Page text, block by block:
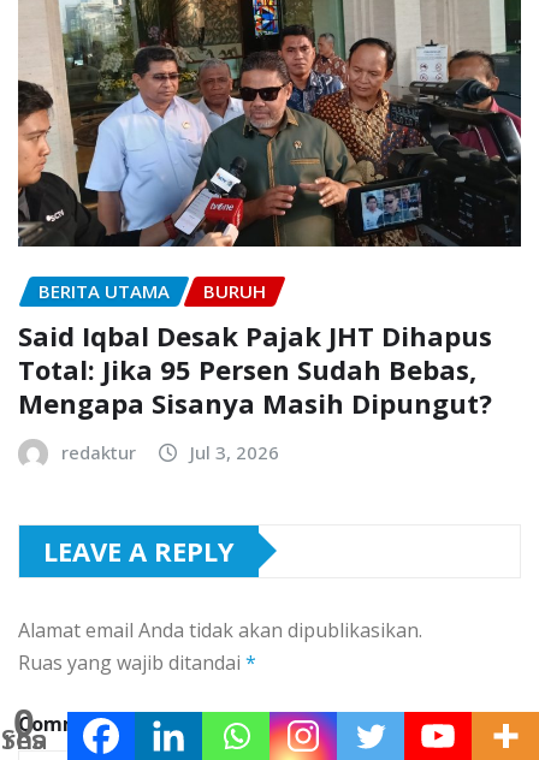
0
Shares
BERITA UTAMA BURUH
Said Iqbal Desak Pajak JHT Dihapus
Total: Jika 95 Persen Sudah Bebas,
Mengapa Sisanya Masih Dipungut?
redaktur Jul 3, 2026
LEAVE A REPLY
Alamat email Anda tidak akan dipublikasikan.
Ruas yang wajib ditandai *
Comment